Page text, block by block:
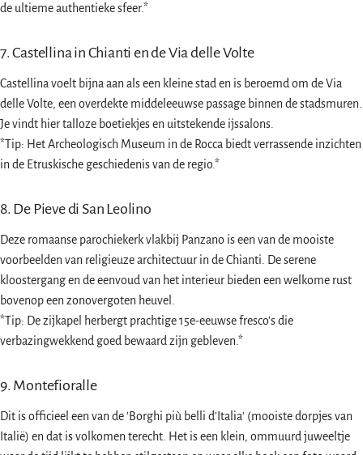
de ultieme authentieke sfeer.*
7. Castellina in Chianti en de Via delle Volte
Castellina voelt bijna aan als een kleine stad en is beroemd om de Via
delle Volte, een overdekte middeleeuwse passage binnen de stadsmuren.
Je vindt hier talloze boetiekjes en uitstekende ijssalons.
*Tip: Het Archeologisch Museum in de Rocca biedt verrassende inzichten
in de Etruskische geschiedenis van de regio.*
8. De Pieve di San Leolino
Deze romaanse parochiekerk vlakbij Panzano is een van de mooiste
voorbeelden van religieuze architectuur in de Chianti. De serene
kloostergang en de eenvoud van het interieur bieden een welkome rust
bovenop een zonovergoten heuvel.
*Tip: De zijkapel herbergt prachtige 15e-eeuwse fresco's die
verbazingwekkend goed bewaard zijn gebleven.*
9. Montefioralle
Dit is officieel een van de 'Borghi più belli d'Italia' (mooiste dorpjes van
Italië) en dat is volkomen terecht. Het is een klein, ommuurd juweeltje